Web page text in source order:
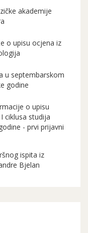
akademije
o upisu ocjena iz
u septembarskom
godine
o upisu
ciklusa studija
- prvi prijavni
ispita iz
Bjelan